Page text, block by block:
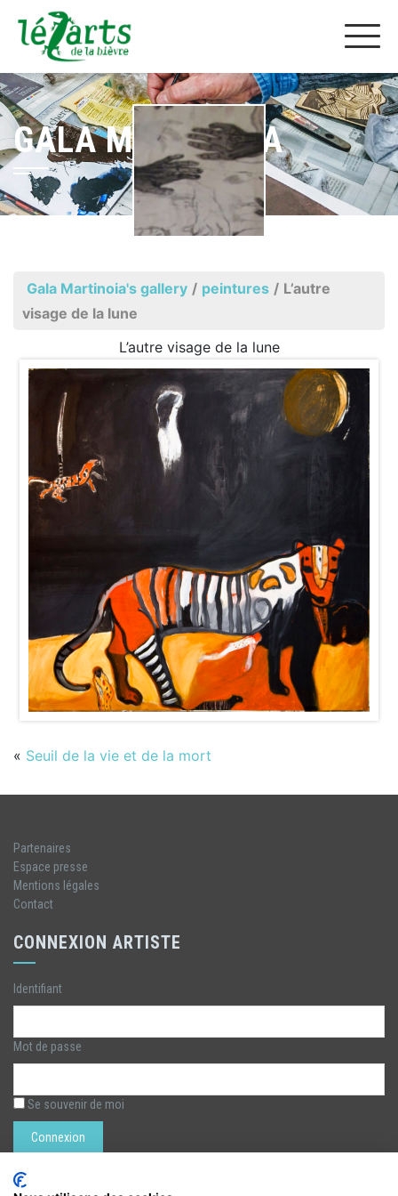
GALA MARTINOIA
Gala Martinoia's gallery / peintures / L’autre
visage de la lune
L’autre visage de la lune
« Seuil de la vie et de la mort
Partenaires
Espace presse
Mentions légales
Contact
CONNEXION ARTISTE
Identifiant
Mot de passe
Se souvenir de moi
Rechercher :